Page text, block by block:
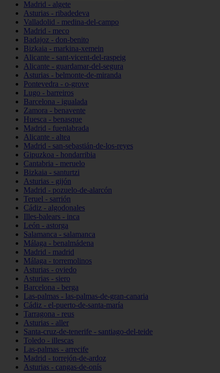
Madrid - algete
Asturias - ribadedeva
Valladolid - medina-del-campo
Madrid - meco
Badajoz - don-benito
Bizkaia - markina-xemein
Alicante - sant-vicent-del-raspeig
Alicante - guardamar-del-segura
Asturias - belmonte-de-miranda
Pontevedra - o-grove
Lugo - barreiros
Barcelona - igualada
Zamora - benavente
Huesca - benasque
Madrid - fuenlabrada
Alicante - altea
Madrid - san-sebastián-de-los-reyes
Gipuzkoa - hondarribia
Cantabria - meruelo
Bizkaia - santurtzi
Asturias - gijón
Madrid - pozuelo-de-alarcón
Teruel - sarrión
Cádiz - algodonales
Illes-balears - inca
León - astorga
Salamanca - salamanca
Málaga - benalmádena
Madrid - madrid
Málaga - torremolinos
Asturias - oviedo
Asturias - siero
Barcelona - berga
Las-palmas - las-palmas-de-gran-canaria
Cádiz - el-puerto-de-santa-maría
Tarragona - reus
Asturias - aller
Santa-cruz-de-tenerife - santiago-del-teide
Toledo - illescas
Las-palmas - arrecife
Madrid - torrejón-de-ardoz
Asturias - cangas-de-onís